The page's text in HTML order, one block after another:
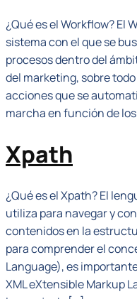
¿Qué es el Workflow? El
sistema con el que se
procesos dentro del
del marketing, sobre
acciones que se
marcha en función de
Xpath
¿Qué es el Xpath? El
utiliza para navegar y
contenidos en la
para comprender el
Language), es
XML eXtensible Markup